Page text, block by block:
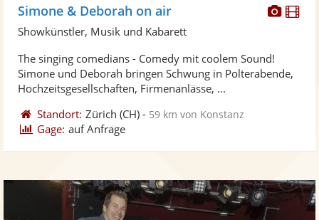
Simone & Deborah on air
Showkünstler, Musik und Kabarett
The singing comedians - Comedy mit coolem Sound!
Simone und Deborah bringen Schwung in Polterabende,
Hochzeitsgesellschaften, Firmenanlässe, ...
Standort: Zürich (CH) - 59 km von Konstanz
Gage: auf Anfrage